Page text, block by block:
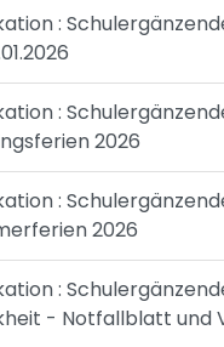
:
:
2026
:
2026
:
- Notfallblatt und